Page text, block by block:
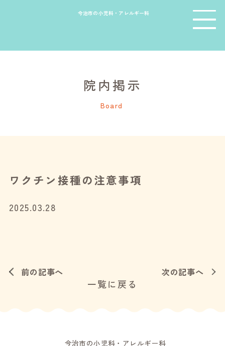
今治市の小児科・アレルギー科
院内掲示
Board
ワクチン接種の注意事項
2025.03.28
前の記事へ 次の記事へ
一覧に戻る
今治市の小児科・アレルギー科